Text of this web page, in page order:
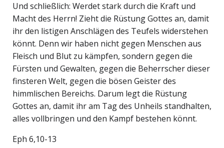
Und schließlich: Werdet stark durch die Kraft und
Macht des Herrn! Zieht die Rüstung Gottes an, damit
ihr den listigen Anschlägen des Teufels widerstehen
könnt. Denn wir haben nicht gegen Menschen aus
Fleisch und Blut zu kämpfen, sondern gegen die
Fürsten und Gewalten, gegen die Beherrscher dieser
finsteren Welt, gegen die bösen Geister des
himmlischen Bereichs. Darum legt die Rüstung
Gottes an, damit ihr am Tag des Unheils standhalten,
alles vollbringen und den Kampf bestehen könnt.
Eph 6,10-13